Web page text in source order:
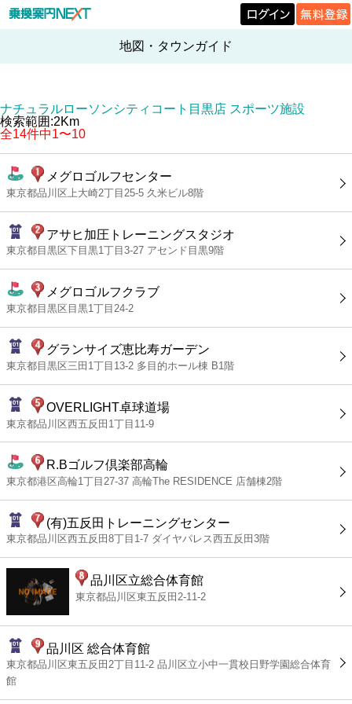
地図・タウンガイド
ナチュラルローソンシティコート目黒店 スポーツ施設
検索範囲:2Km
全14件中1〜10
メグロゴルフセンター
東京都品川区上大崎2丁目25-5 久米ビル8階
アサヒ加圧トレーニングスタジオ
東京都目黒区下目黒1丁目3-27 アセンド目黒9階
メグロゴルフクラブ
東京都目黒区目黒1丁目24-2
グランサイズ恵比寿ガーデン
東京都目黒区三田1丁目13-2 多目的ホール棟 B1階
OVERLIGHT卓球道場
東京都品川区西五反田1丁目11-9
R.Bゴルフ倶楽部高輪
東京都港区高輪1丁目27-37 高輪The RESIDENCE 店舗棟2階
(有)五反田トレーニングセンター
東京都品川区西五反田8丁目1-7 ダイヤパレス西五反田3階
品川区立総合体育館
東京都品川区東五反田2-11-2
品川区 総合体育館
東京都品川区東五反田2丁目11-2 品川区立小中一貫校日野学園総合体育
館